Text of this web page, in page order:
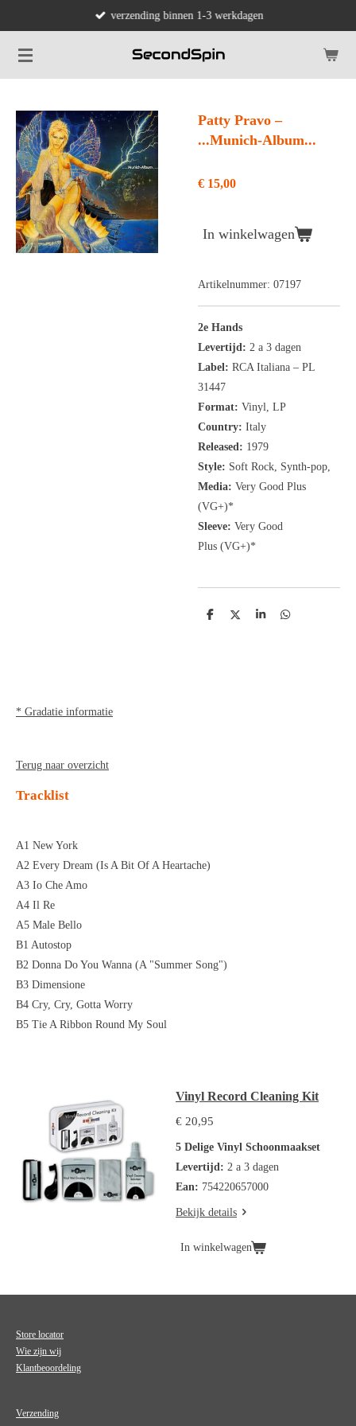
naar
de
verzending binnen 1-3 werkdagen
Patty Pravo ‎–
...Munich-Album...
€ 15,00
In winkelwagen
Artikelnummer: 07197
2e Hands
Levertijd: 2 a 3 dagen
Label: RCA Italiana ‎– PL
31447
Format: Vinyl, LP
Country: Italy
Released: 1979
Style: Soft Rock, Synth-pop,
Media: Very Good Plus
(VG+)*
Sleeve: Very Good
Plus (VG+)*
D
D
S
D
* Gradatie informatie
Terug naar overzicht
Tracklist
A1 New York
A2 Every Dream (Is A Bit Of A Heartache)
A3 Io Che Amo
A4 Il Re
A5 Male Bello
B1 Autostop
B2 Donna Do You Wanna (A "Summer Song")
B3 Dimensione
B4 Cry, Cry, Gotta Worry
B5 Tie A Ribbon Round My Soul
Vinyl Record Cleaning Kit
€ 20,95
5 Delige Vinyl Schoonmaakset
Levertijd: 2 a 3 dagen
Ean: 754220657000
Bekijk details
In winkelwagen
Store locator
Wie zijn wij
Klantbeoordeling
Verzending